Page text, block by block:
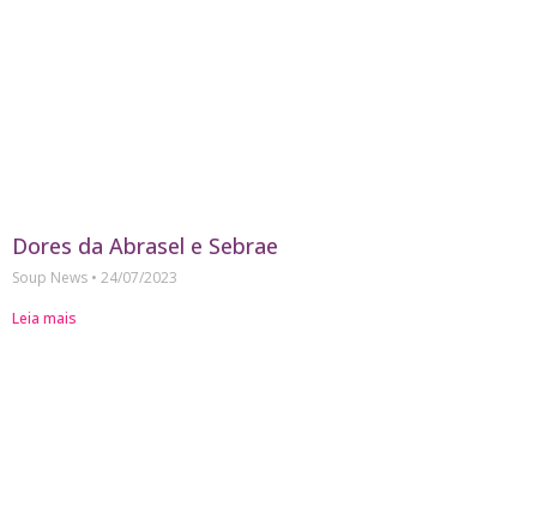
Dores da Abrasel e Sebrae
Soup News
24/07/2023
Leia mais